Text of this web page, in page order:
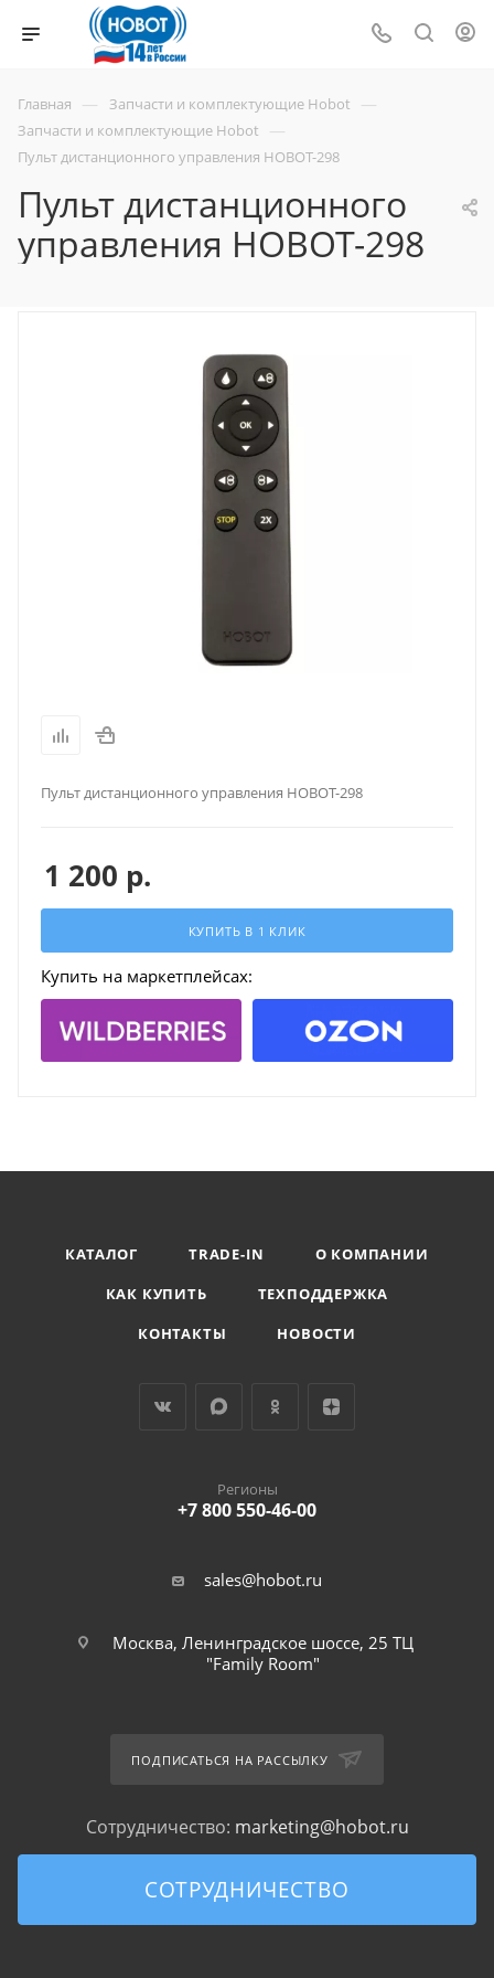
Главная — Запчасти и комплектующие Hobot —
Запчасти и комплектующие Hobot —
Пульт дистанционного управления HOBOT-298
Пульт дистанционного
управления HOBOT-298
Пульт дистанционного управления HOBOT-298
1 200 р.
КУПИТЬ В 1 КЛИК
Купить на маркетплейсах:
КАТАЛОГ TRADE-IN
О КОМПАНИИ
КАК КУПИТЬ
ТЕХПОДДЕРЖКА
КОНТАКТЫ
НОВОСТИ
Регионы
+7 800 550-46-00
sales@hobot.ru
Москва, Ленинградское шоссе, 25 ТЦ
"Family Room"
ПОДПИСАТЬСЯ НА РАССЫЛКУ
Сотрудничество: marketing@hobot.ru
СОТРУДНИЧЕСТВО